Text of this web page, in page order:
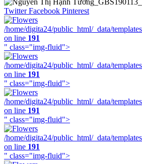
TwitterFacebook Pinterest
/home/digita24/public_html/_data/
on line 191
" class="img-fluid">
/home/digita24/public_html/_data/
on line 191
" class="img-fluid">
/home/digita24/public_html/_data/
on line 191
" class="img-fluid">
/home/digita24/public_html/_data/
on line 191
" class="img-fluid">